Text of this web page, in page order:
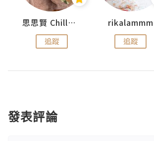
思思賢 ChillMyBabe
追蹤
rikalammm
追蹤
發表評論